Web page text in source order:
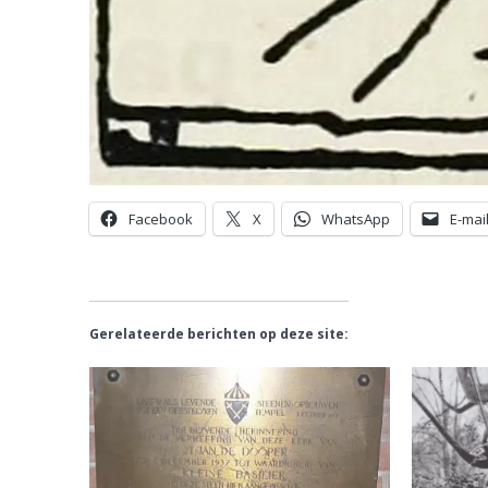
Facebook X WhatsApp E-
Gerelateerde berichten op deze site: